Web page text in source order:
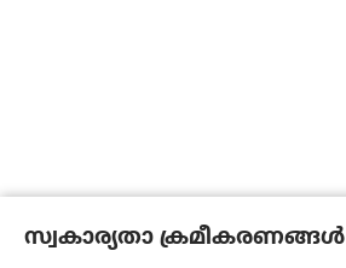
സ്വകാര്യതാ ക്രമീകരണങ്ങൾ